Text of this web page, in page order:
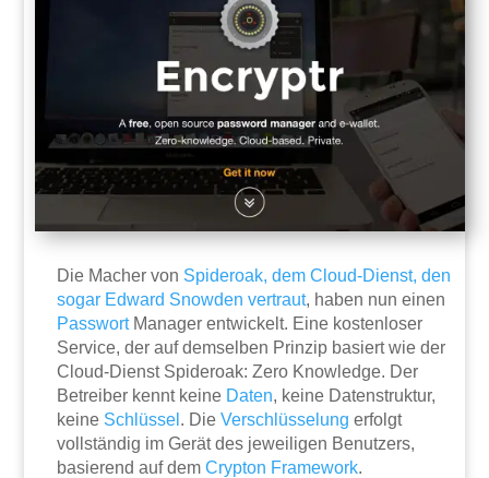
Die Macher von Spideroak, dem Cloud-Dienst, den
sogar Edward Snowden vertraut, haben nun einen
PasswortManager entwickelt. Eine kostenloser
Service, der auf demselben Prinzip basiert wie der
Cloud-Dienst Spideroak: Zero Knowledge. Der
Betreiber kennt keine Daten, keine Datenstruktur,
keine Schlüssel . DieVerschlüsselung erfolgt
vollständig im Gerät des jeweiligen Benutzers,
basierend auf demCrypton Framework.